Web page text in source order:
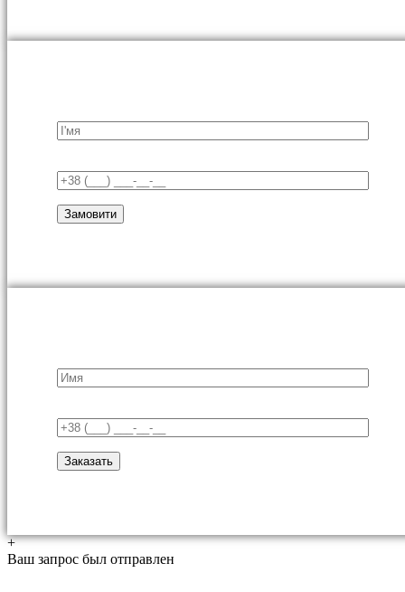
+
Ваш запрос был отправлен